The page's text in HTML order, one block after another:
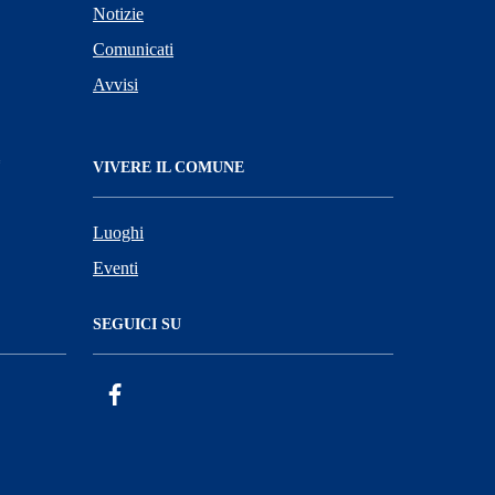
Notizie
Comunicati
Avvisi
VIVERE IL COMUNE
Luoghi
Eventi
SEGUICI SU